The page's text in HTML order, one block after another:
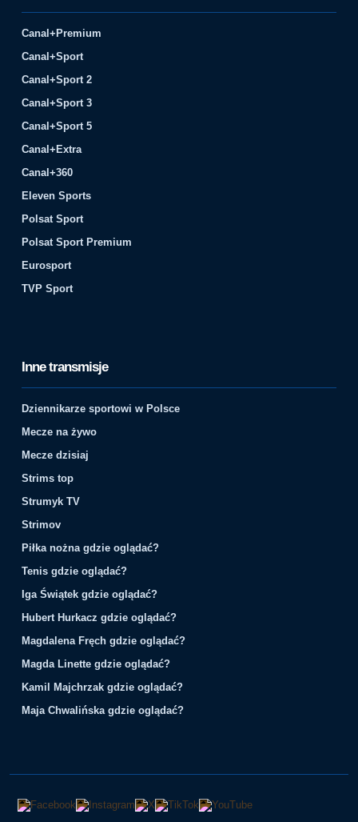
Canal+Premium
Canal+Sport
Canal+Sport 2
Canal+Sport 3
Canal+Sport 5
Canal+Extra
Canal+360
Eleven Sports
Polsat Sport
Polsat Sport Premium
Eurosport
TVP Sport
Inne transmisje
Dziennikarze sportowi w Polsce
Mecze na żywo
Mecze dzisiaj
Strims top
Strumyk TV
Strimov
Piłka nożna gdzie oglądać?
Tenis gdzie oglądać?
Iga Świątek gdzie oglądać?
Hubert Hurkacz gdzie oglądać?
Magdalena Fręch gdzie oglądać?
Magda Linette gdzie oglądać?
Kamil Majchrzak gdzie oglądać?
Maja Chwalińska gdzie oglądać?